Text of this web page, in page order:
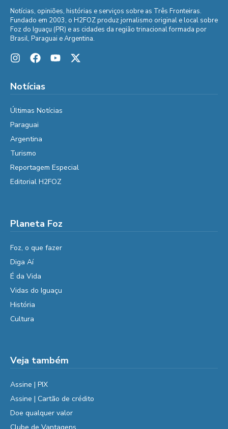
Notícias, opiniões, histórias e serviços sobre as Três Fronteiras.
Fundado em 2003, o H2FOZ produz jornalismo original e local sobre
Foz do Iguaçu (PR) e as cidades da região trinacional formada por
Brasil, Paraguai e Argentina.
Notícias
Últimas Notícias
Paraguai
Argentina
Turismo
Reportagem Especial
Editorial H2FOZ
Planeta Foz
Foz, o que fazer
Diga Aí
É da Vida
Vidas do Iguaçu
História
Cultura
Veja também
Assine | PIX
Assine | Cartão de crédito
Doe qualquer valor